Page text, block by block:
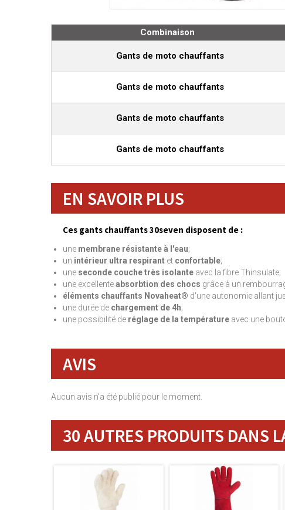
Combinaison
Gants de moto chauffants
Gants de moto chauffants
Gants de moto chauffants
Gants de moto chauffants
EN SAVOIR PLUS
Ces gants chauffants 30seven disposent de :
une membrane résistante à l'eau;
un intérieur ultra respirant et confortable;
une seconde couche très isolante avec la fibre Thinsulate;
une excellenteabsorbtion des chocs grâce à un
éléments chauffants Novaheat® d'une autonomie allant
une durée de chargement de 4h;
une possibilité de réglage de la température avec une
AVIS
Aucun avis n'a été publié pour le moment.
30 AUTRES PRODUITS DANS